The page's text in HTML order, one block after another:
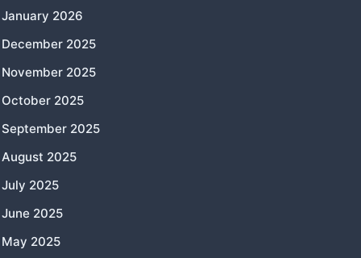
January 2026
December 2025
November 2025
October 2025
September 2025
August 2025
July 2025
June 2025
May 2025